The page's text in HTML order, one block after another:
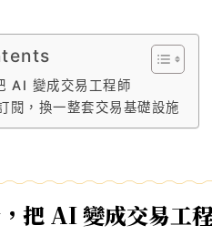
AI 變成交易工程師
閱，換一整套交易基礎設施
把 AI 變成交易工